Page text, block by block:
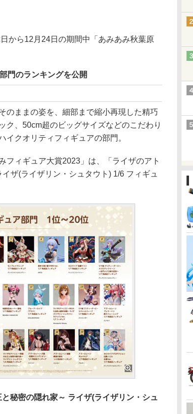
から12月24日の期間中「あみあみ秋葉原
門のランキングを公開
ままの姿を、細部まで縮小再現した精巧
ク、50cm超のビッグサイズなどのこだわり
イクオリティフィギュアの部門。
ィギュア大賞2023」は、「ライザのアト
ザ(ライザリン・シュタウト) 1/6 フィギュ
秘密の隠れ家～ ライザ(ライザリン・シュ